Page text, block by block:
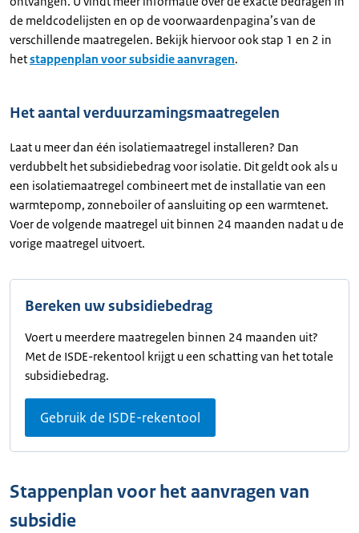
de meldcodelijsten en op de voorwaardenpagina’s van de
verschillende maatregelen. Bekijk hiervoor ook stap 1 en 2 in
hetstappenplan voor subsidie aanvragen.
Het aantal verduurzamingsmaatregelen
Laat u meer dan één isolatiemaatregel installeren? Dan
verdubbelt het subsidiebedrag voor isolatie. Dit geldt ook als u
een isolatiemaatregel combineert met de installatie van een
warmtepomp, zonneboiler of aansluiting op een warmtenet.
Voer de volgende maatregel uit binnen 24 maanden nadat u de
vorige maatregel uitvoert.
Bereken uw subsidiebedrag
Voert u meerdere maatregelen binnen 24 maanden uit?
Met de ISDE-rekentool krijgt u een schatting van het totale
subsidiebedrag.
Gebruik de ISDE-rekentool
Stappenplan voor het aanvragen van
subsidie